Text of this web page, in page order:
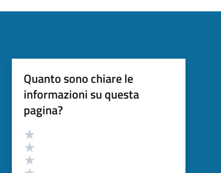
Quanto sono chiare le
informazioni su questa
pagina?
Valutazione